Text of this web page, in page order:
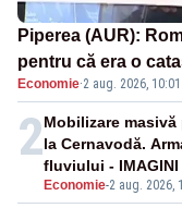
Piperea (AUR):
pentru că era o
pensii
Economie·2 aug. 2026, 10:01
2
Economie-2 aug. 2026,
Mobilizare
la Cernavodă.
fluviului - IMAGINI